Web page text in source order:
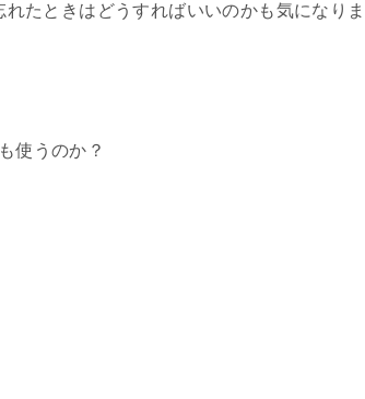
たときはどうすればいいのかも気になりま
使うのか？